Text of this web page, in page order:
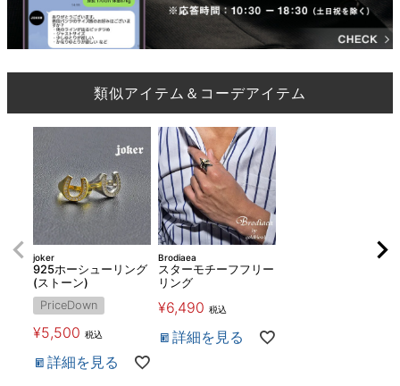
類似アイテム＆コーデアイテム
joker
925ホーシューリング
(ストーン)
PriceDown
¥5,500 税込
詳細を見る
Brodiaea
スターモチーフフリー
リング
¥6,490 税込
詳細を見る